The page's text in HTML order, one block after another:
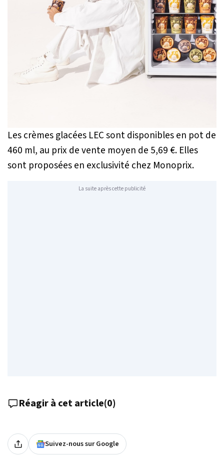
Les crèmes glacées LEC sont disponibles en pot de
460 ml, au prix de vente moyen de 5,69 €. Elles
sont proposées en exclusivité chez Monoprix.
La suite après cette publicité
Réagir à cet article(0)
Suivez-nous sur Google